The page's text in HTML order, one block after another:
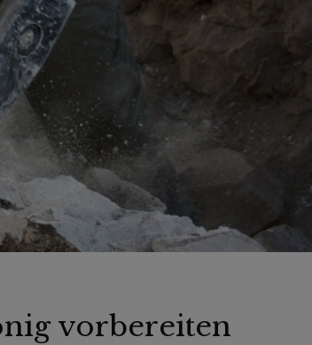
vorbereiten